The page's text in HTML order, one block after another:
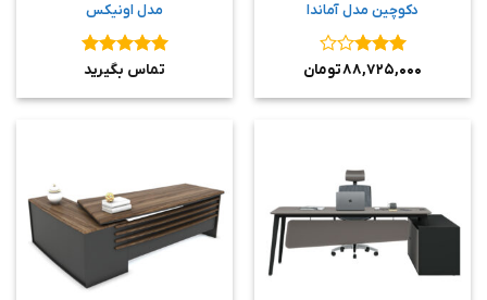
دکوچین مدل آماندا
نمره۳
۸۸,۷۲۵,۰۰۰تومان
مدل اونیکس
نمره ۵از
تماس بگیرید